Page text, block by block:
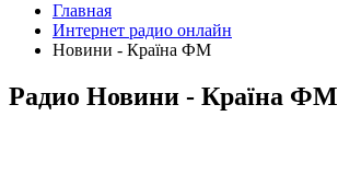
Главная
Интернет радио онлайн
Новини - Країна ФМ
Радио Новини - Країна ФМ